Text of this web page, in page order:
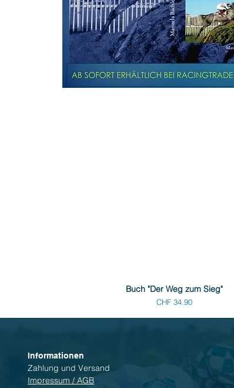
Buch "Der Weg zum Sieg"
Preis
CHF 34.90
Informationen
Zahlung und Versand
Impressum / AGB